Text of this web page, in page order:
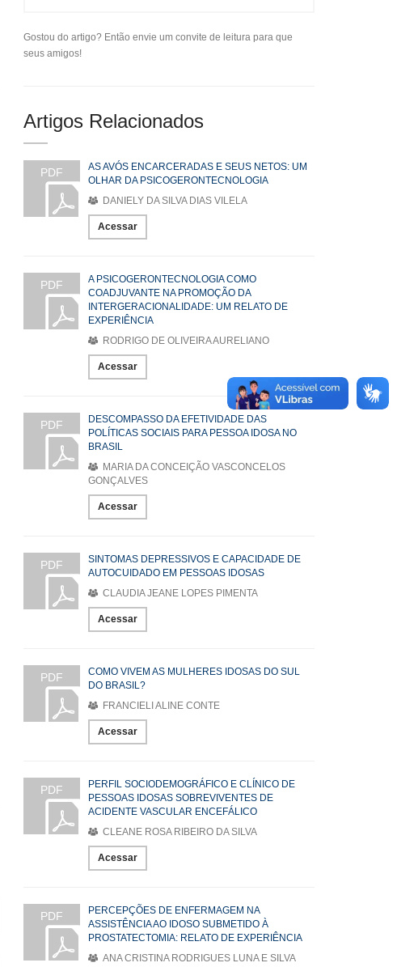
Gostou do artigo? Então envie um convite de leitura para que
seus amigos!
Artigos Relacionados
PDF
AS AVÓS ENCARCERADAS E SEUS NETOS: UM
OLHAR DA PSICOGERONTECNOLOGIA
DANIELY DA SILVA DIAS VILELA
Acessar
PDF
A PSICOGERONTECNOLOGIA COMO
COADJUVANTE NA PROMOÇÃO DA
INTERGERACIONALIDADE: UM RELATO DE
EXPERIÊNCIA
RODRIGO DE OLIVEIRA AURELIANO
Acessar
PDF
DESCOMPASSO DA EFETIVIDADE DAS
POLÍTICAS SOCIAIS PARA PESSOA IDOSA NO
BRASIL
MARIA DA CONCEIÇÃO VASCONCELOS
GONÇALVES
Acessar
PDF
SINTOMAS DEPRESSIVOS E CAPACIDADE DE
AUTOCUIDADO EM PESSOAS IDOSAS
CLAUDIA JEANE LOPES PIMENTA
Acessar
PDF
COMO VIVEM AS MULHERES IDOSAS DO SUL
DO BRASIL?
FRANCIELI ALINE CONTE
Acessar
PDF
PERFIL SOCIODEMOGRÁFICO E CLÍNICO DE
PESSOAS IDOSAS SOBREVIVENTES DE
ACIDENTE VASCULAR ENCEFÁLICO
CLEANE ROSA RIBEIRO DA SILVA
Acessar
PDF
PERCEPÇÕES DE ENFERMAGEM NA
ASSISTÊNCIA AO IDOSO SUBMETIDO À
PROSTATECTOMIA: RELATO DE EXPERIÊNCIA
ANA CRISTINA RODRIGUES LUNA E SILVA